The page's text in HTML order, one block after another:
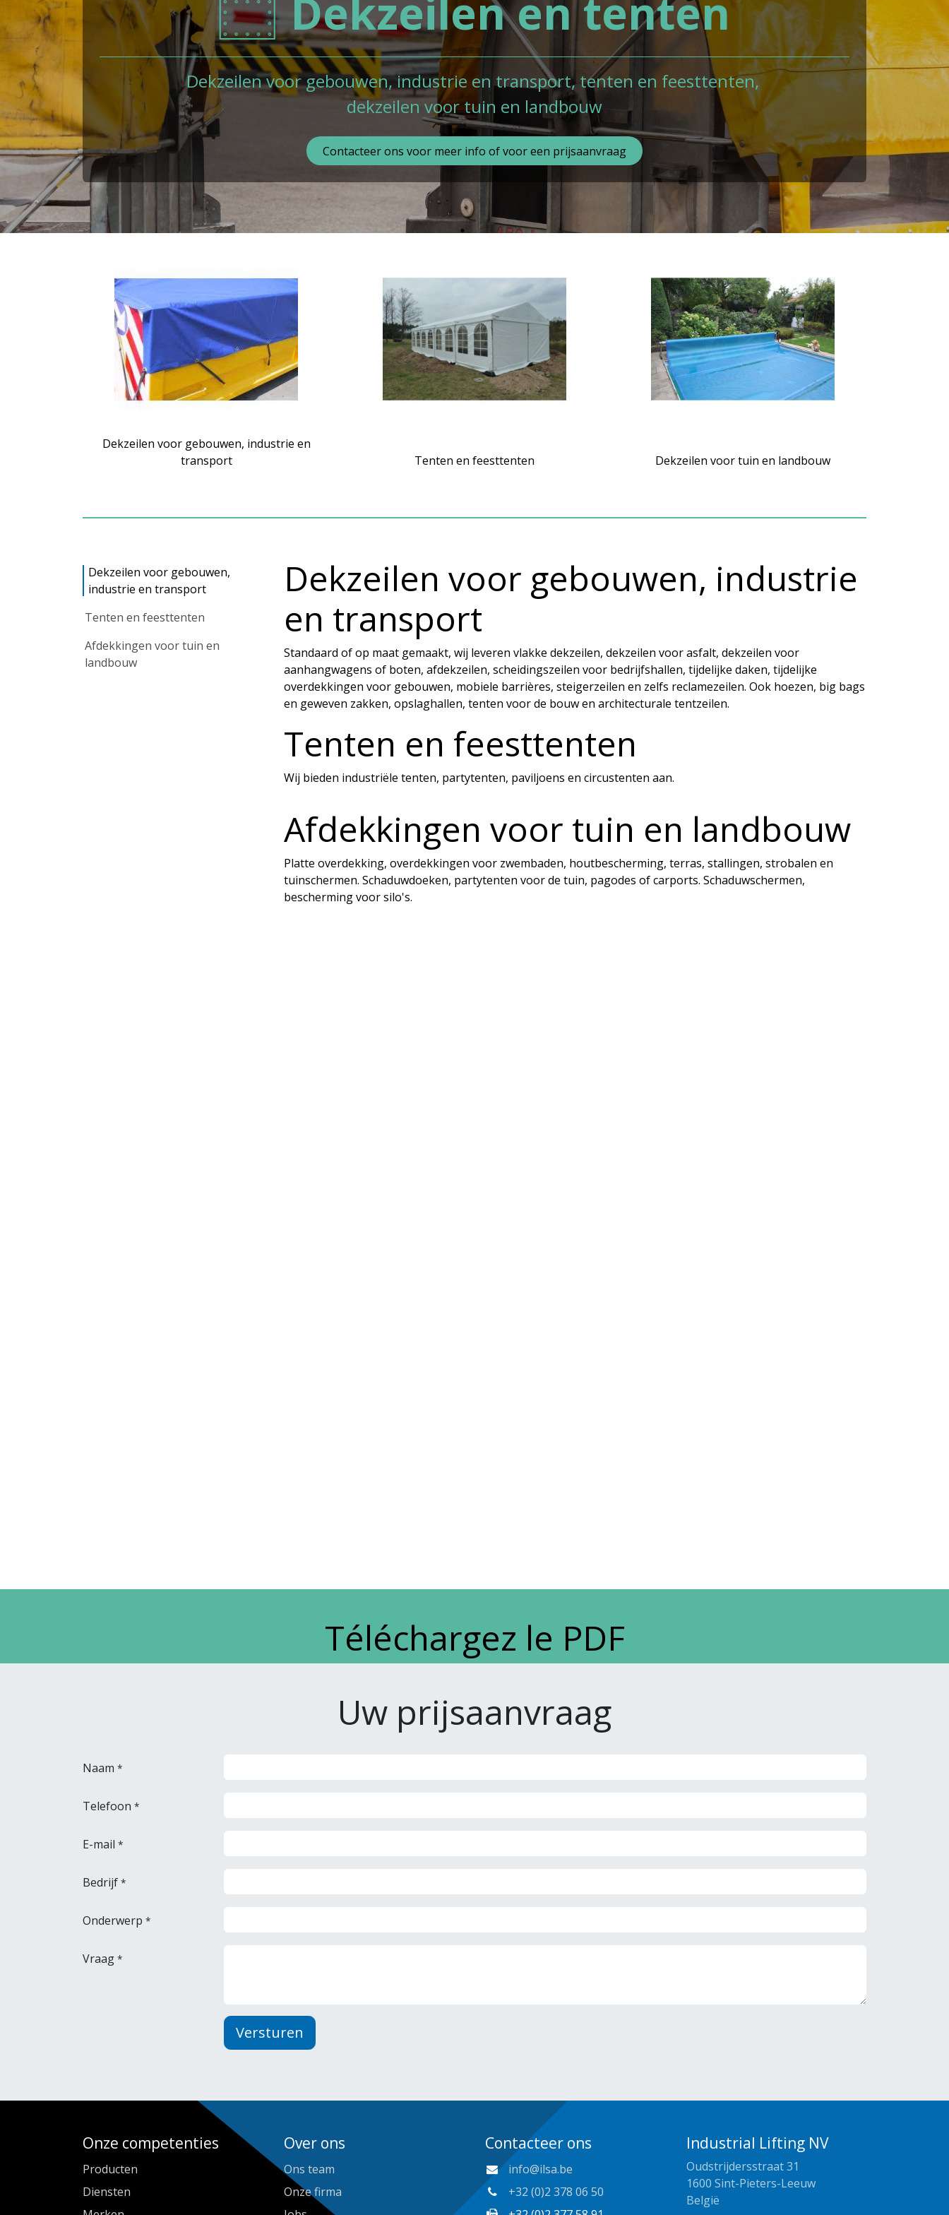
Dekzeilen en tenten
Dekzeilen voor gebouwen, industrie en transport, tenten en feesttenten,
dekzeilen voor tuin en landbouw
Contacteer ons voor meer info of voor een prijsaanvraag
Dekzeilen voor gebouwen, industrie en
transport
Tenten en feesttenten Dekzeilen voor tuin en landbouw
Dekzeilen voor gebouwen,
industrie en transport
Tenten en feesttenten
Afdekkingen voor tuin en
landbouw
Dekzeilen voor gebouwen, industrie
en transport
Standaard of op maat gemaakt, wij leveren vlakke dekzeilen, dekzeilen voor asfalt, dekzeilen voor
aanhangwagens of boten, afdekzeilen, scheidingszeilen voor bedrijfshallen, tijdelijke daken, tijdelijke
overdekkingen voor gebouwen, mobiele barrières, steigerzeilen en zelfs reclamezeilen. Ook hoezen, big bags
en geweven zakken, opslaghallen, tenten voor de bouw en architecturale tentzeilen.
Tenten en feesttenten
Wij bieden industriële tenten, partytenten, paviljoens en circustenten aan.
Afdekkingen voor tuin en landbouw
Platte overdekking, overdekkingen voor zwembaden, houtbescherming, terras, stallingen, strobalen en
tuinschermen. Schaduwdoeken, partytenten voor de tuin, pagodes of carports. Schaduwschermen,
bescherming voor silo's.
Téléchargez le PDF
Uw prijsaanvraag
Naam *
Telefoon *
E-mail *
Bedrijf *
Onderwerp *
Vraag *
Versturen
Onze competenties
Producten
Diensten
Over ons
Ons team
Onze firma
Contacteer ons
info@ilsa.be
+32 (0)2 378 06 50
Industrial Lifting NV
Oudstrijdersstraat 31
1600 Sint-Pieters-Leeuw
België